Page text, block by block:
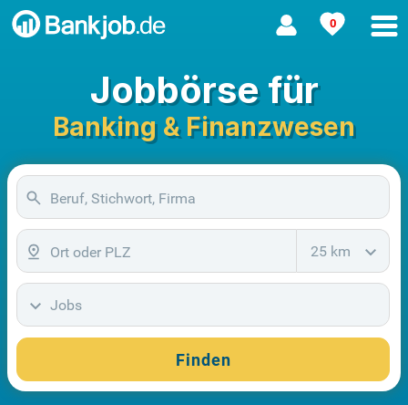
0
Jobbörse für
Banking & Finanzwesen
25 km
Jobs
Finden